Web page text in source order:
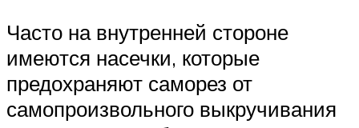
Часто на внутренней стороне
имеются насечки, которые
предохраняют саморез от
самопроизвольного выкручивания